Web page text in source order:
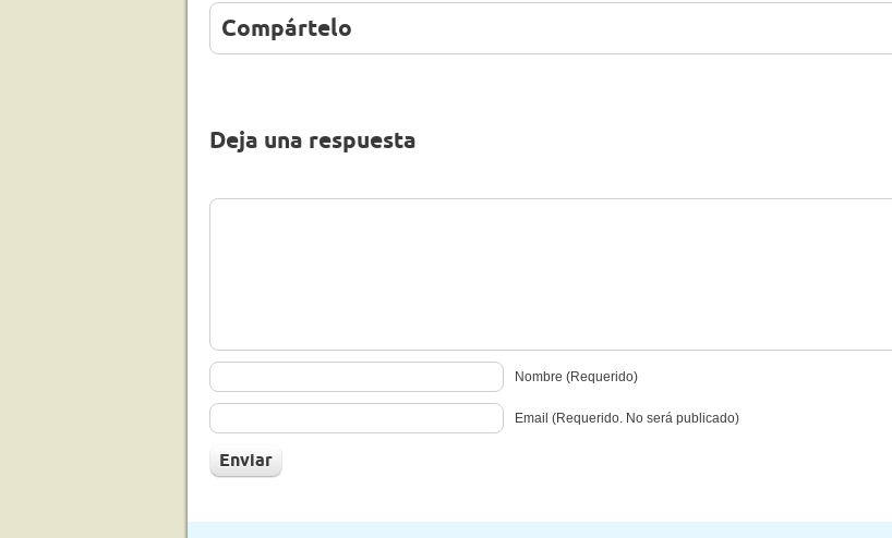
Compártelo
Deja una respuesta
Nombre (Requerido)
Email (Requerido. No será publicado)